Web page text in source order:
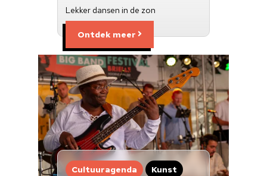
Lekker dansen in de zon
Ontdek meer
Cultuuragenda Kunst